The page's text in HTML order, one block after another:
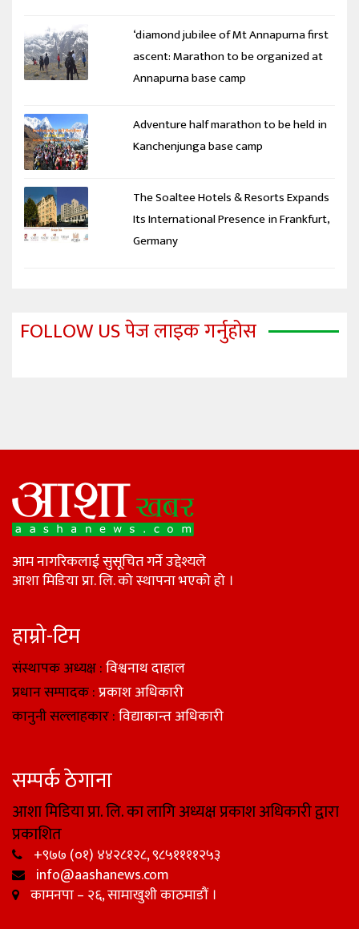
‘diamond jubilee of Mt Annapurna first
ascent: Marathon to be organized at
Annapurna base camp
Adventure half marathon to be held in
Kanchenjunga base camp
The Soaltee Hotels & Resorts Expands
Its International Presence in Frankfurt,
Germany
FOLLOW US पेज लाइक गर्नुहोस
आम नागरिकलाई सुसूचित गर्ने उद्देश्यले
आशा मिडिया प्रा. लि. को स्थापना भएको हो ।
हाम्रो-टिम
संस्थापक अध्यक्ष :विश्वनाथ दाहाल
प्रधान सम्पादक :प्रकाश अधिकारी
कानुनी सल्लाहकार :विद्याकान्त अधिकारी
सम्पर्क ठेगाना
आशा मिडिया प्रा. लि. का लागि अध्यक्ष प्रकाश अधिकारी द्वारा
प्रकाशित
+९७७ (०१) ४४२८१२८, ९८५११११२५३
info@aashanews.com
कामनपा – २६, सामाखुशी काठमाडौं ।